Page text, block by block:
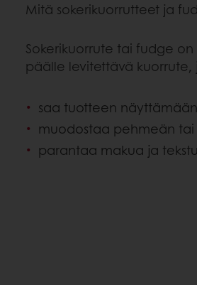
Mitä sokerikuorrutteet ja
Sokerikuorrute tai fudge
päälle levitettävä kuorrute,
saa tuotteen
muodostaa pehmeän
parantaa makua ja